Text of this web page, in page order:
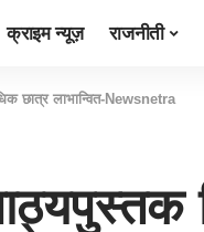
क्राइम न्यूज़ राजनीती
छात्र लाभान्वित-Newsnetra